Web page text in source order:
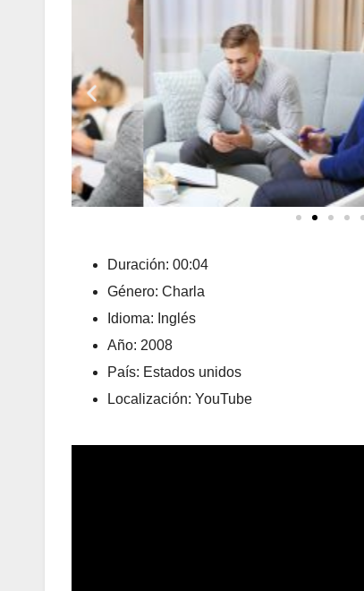
Duración: 00:04
Género: Charla
Idioma: Inglés
Año: 2008
País: Estados unidos
Localización: YouTube